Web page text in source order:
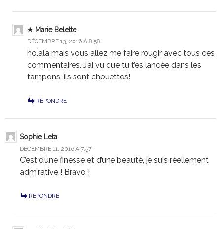
Marie Belette
DÉCEMBRE 13, 2016 À 8:58
holala mais vous allez me faire rougir avec tous ces
commentaires. J’ai vu que tu t’es lancée dans les
tampons, ils sont chouettes!
RÉPONDRE
Sophie Leta
DÉCEMBRE 11, 2016 À 7:57
C’est d’une finesse et d’une beauté, je suis réellement
admirative ! Bravo !
RÉPONDRE